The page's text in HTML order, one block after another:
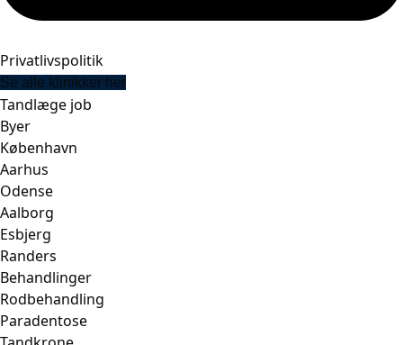
Privatlivspolitik
Se alle klinikker her
Tandlæge job
Byer
København
Aarhus
Odense
Aalborg
Esbjerg
Randers
Behandlinger
Rodbehandling
Paradentose